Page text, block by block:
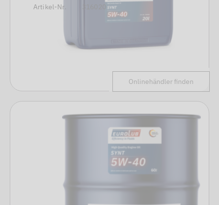
Artikel-Nr.
316020
Onlinehändler finden